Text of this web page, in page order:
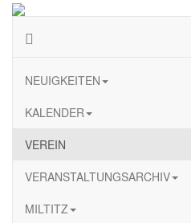
NEUIGKEITEN
KALENDER
VEREIN
VERANSTALTUNGSARCHIV
MILTITZ